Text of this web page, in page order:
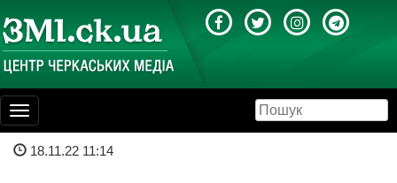
Toggle
navigation
18.11.22 11:14